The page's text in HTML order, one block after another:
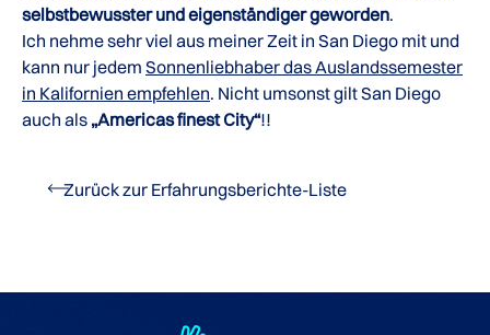
selbstbewusster und eigenständiger geworden.
Ich nehme sehr viel aus meiner Zeit in San Diego mit und
kann nur jedem Sonnenliebhaber das Auslandssemester
in Kalifornien empfehlen. Nicht umsonst gilt San Diego
auch als „Americas finest City“!!
Zurück zur Erfahrungsberichte-Liste